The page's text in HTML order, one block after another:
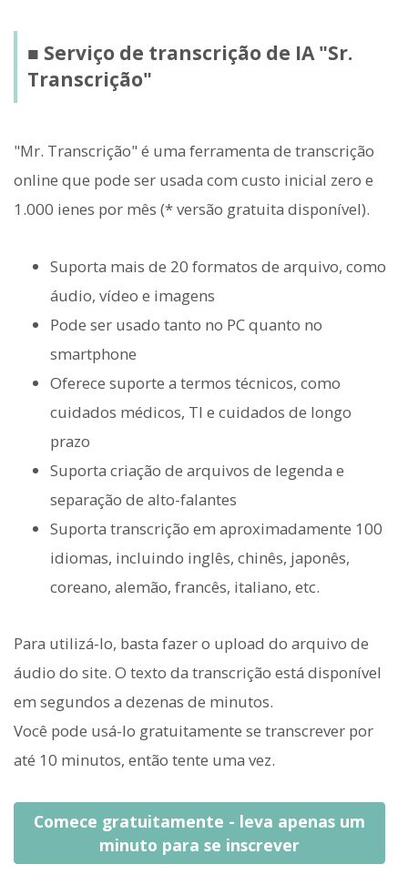
■ Serviço de transcrição de IA "Sr.
Transcrição"
"Mr. Transcrição" é uma ferramenta de transcrição
online que pode ser usada com custo inicial zero e
1.000 ienes por mês (* versão gratuita disponível).
Suporta mais de 20 formatos de arquivo, como
áudio, vídeo e imagens
Pode ser usado tanto no PC quanto no
smartphone
Oferece suporte a termos técnicos, como
cuidados médicos, TI e cuidados de longo
prazo
Suporta criação de arquivos de legenda e
separação de alto-falantes
Suporta transcrição em aproximadamente 100
idiomas, incluindo inglês, chinês, japonês,
coreano, alemão, francês, italiano, etc.
Para utilizá-lo, basta fazer o upload do arquivo de
áudio do site. O texto da transcrição está disponível
em segundos a dezenas de minutos.
Você pode usá-lo gratuitamente se transcrever por
até 10 minutos, então tente uma vez.
Comece gratuitamente - leva apenas um
minuto para se inscrever